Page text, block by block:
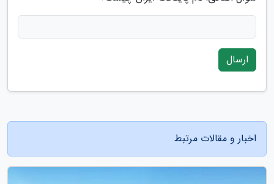
ارسال
اخبار و مقالات مرتبط